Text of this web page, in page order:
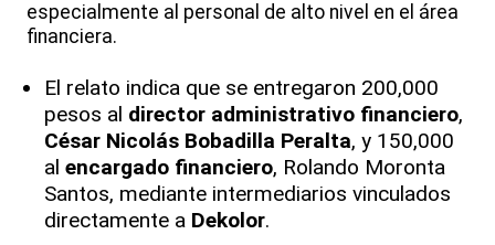
especialmente al personal de alto nivel en el área
financiera.
El relato indica que se entregaron 200,000
pesos al director administrativo financiero,
César Nicolás Bobadilla Peralta, y 150,000
al encargado financiero, Rolando Moronta
Santos, mediante intermediarios vinculados
directamente a Dekolor.